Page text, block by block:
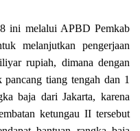
ini melalui APBD Pemkab
melanjutkan pengerjaan
rupiah, dimana dengan
tiang tengah dan 1
baja dari Jakarta, karena
ketungau II tersebut